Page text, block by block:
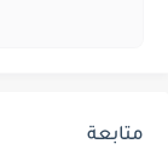
متابعة